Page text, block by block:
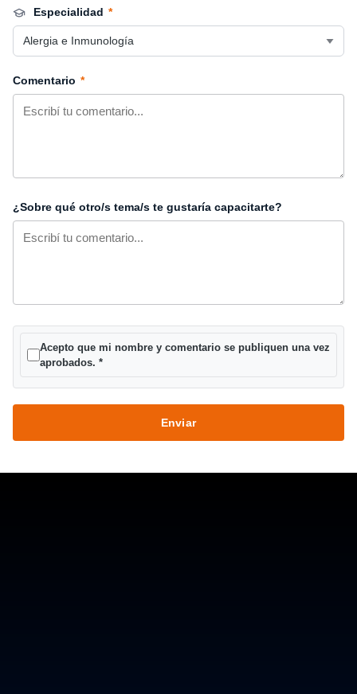
Especialidad *
Comentario *
¿Sobre qué otro/s tema/s te gustaría capacitarte?
Acepto que mi nombre y comentario se publiquen una vez
aprobados. *
Enviar